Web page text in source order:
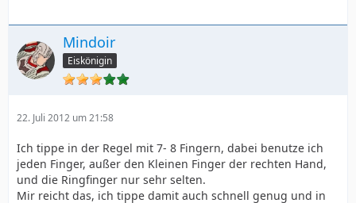
Mindoir
Eiskönigin
22. Juli 2012 um 21:58
Ich tippe in der Regel mit 7- 8 Fingern, dabei benutze ich
jeden Finger, außer den Kleinen Finger der rechten Hand,
und die Ringfinger nur sehr selten.
Mir reicht das, ich tippe damit auch schnell genug und in